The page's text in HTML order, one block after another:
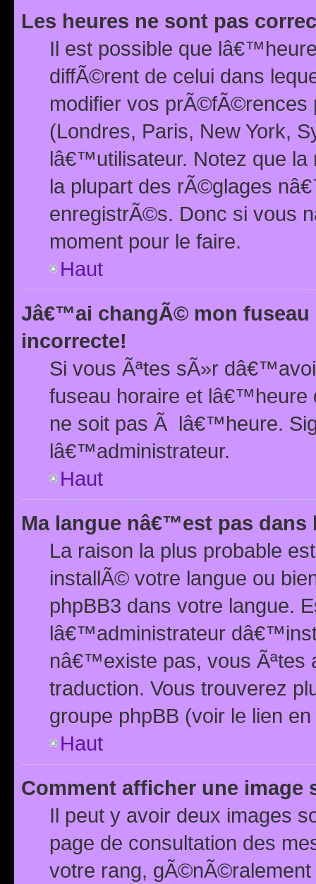
Les heures ne sont pas
Il est possible que
diffÃ©rent de celui dans
modifier vos prÃ©fÃ©rences
(Londres, Paris, New York,
lâ€™utilisateur. Notez que la
la plupart des rÃ©glages
enregistrÃ©s. Donc si vous
moment pour le faire.
Haut
Jâ€™ai changÃ© mon
incorrecte!
Si vous Ãªtes sÃ»r
fuseau horaire et
ne soit pas Ã lâ€™heure.
lâ€™administrateur.
Haut
Ma langue nâ€™est pas dans
La raison la plus probable
installÃ© votre langue ou
phpBB3 dans votre langue.
lâ€™administrateur
nâ€™existe pas, vous Ãªtes
traduction. Vous trouverez
groupe phpBB (voir le lien
Haut
Comment afficher une image
Il peut y avoir deux images
page de consultation des
votre rang,